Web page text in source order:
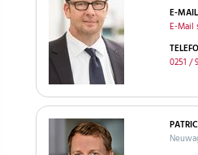
E-MAIL
E-Mail
0251 /